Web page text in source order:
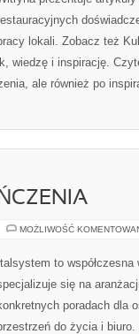
lokali. Zobacz też
wiedzę i inspirację.
ale również po
MOŻLIWOŚĆ
Italsystem to
się na
poradach dla
do życia i